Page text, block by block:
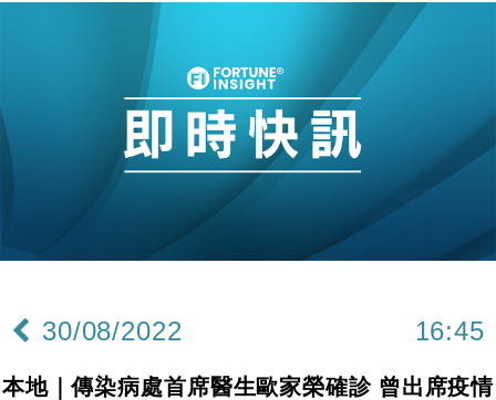
30/08/2022 16:45
本地｜傳染病處首席醫生歐家榮確診 曾出席疫情